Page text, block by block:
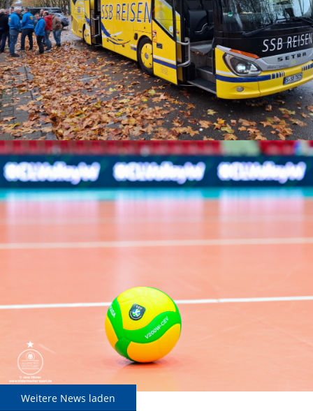
Weitere News laden